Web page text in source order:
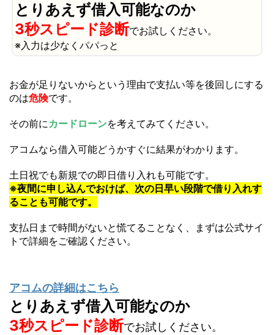
とりあえず借入可能なのか
3秒スピード診断でお試しください。
※入力は少なくパパっと
お金が足りないからという理由で支払い等を後回しにする
のは危険です。
その前に カードローンを考えてみてください。
アコムなら借入可能どうかすぐに結果がわかります。
土日祝でも新規での即日借り入れも可能です。
※夜間に申し込んでおけば、次の日早い段階で借り入れす
ることも可能です。
支払日まで時間がないと慌てることなく、まずは公式サイ
トで詳細をご確認ください。
アコムの詳細はこちら
とりあえず借入可能なのか
3秒スピード診断でお試しください。